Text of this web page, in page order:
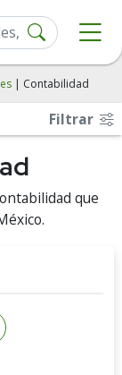
| Contabilidad
Filtrar
que